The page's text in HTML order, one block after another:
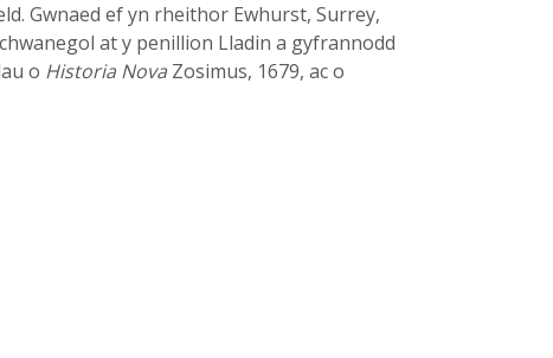
Gwnaed ef yn rheithor Ewhurst, Surrey,
at y penillion Lladin a gyfrannodd
o Historia Nova Zosimus, 1679, ac o